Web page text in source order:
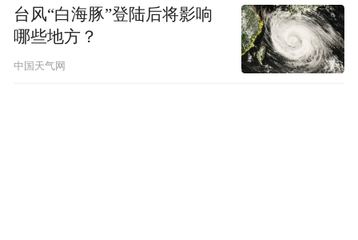
台风“白海豚”登陆后将影响
哪些地方？
中国天气网